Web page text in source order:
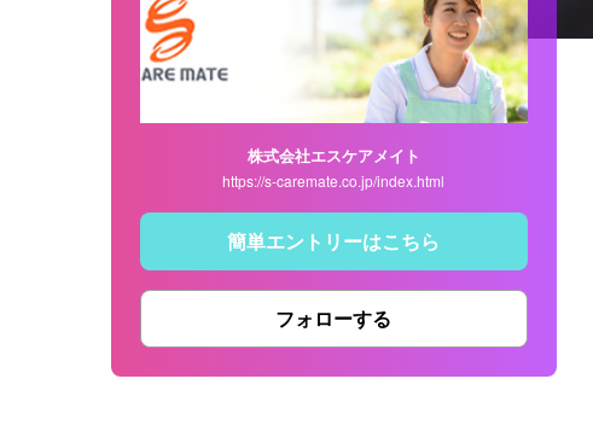
株式会社エスケアメイト
https://s-caremate.co.jp/index.html
簡単エントリーはこちら
フォローする